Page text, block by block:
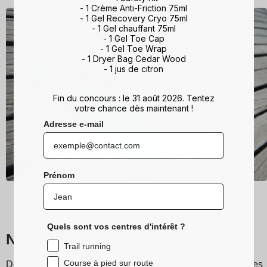
Nos chaussettes de trail running
Découvrez les chaussettes de running et trail Sidas, conçues
- 1 Crème Anti-Friction 75ml
- 1 Gel Recovery Cryo 75ml
- 1 Gel chauffant 75ml
- 1 Gel Toe Cap
- 1 Gel Toe Wrap
- 1 Dryer Bag Cedar Wood
- 1 jus de citron
Fin du concours : le 31 août 2026. Tentez
votre chance dès maintenant !
Adresse e-mail
Prénom
Quels sont vos centres d'intérêt ?
Trail running
Course à pied sur route